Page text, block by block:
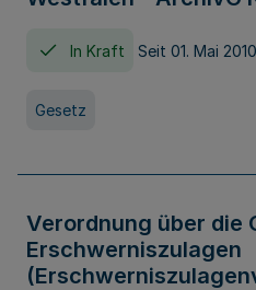
In Kraft Seit 01. Mai 2010
Gesetz
Verordnung über die
Erschwerniszulagen